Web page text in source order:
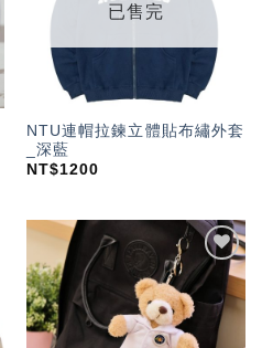
已售完
NTU連帽拉鍊立體貼布繡外套
_深藍
NT$1200
加入
望輕
單」